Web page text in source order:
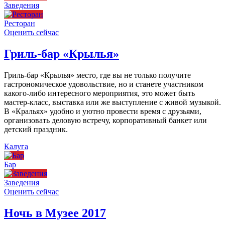
Заведения
Ресторан
Оценить сейчас
Гриль-бар «Крылья»
Гриль-бар «Крылья» место, где вы не только получите
гастрономическое удовольствие, но и станете участником
какого-либо интересного мероприятия, это может быть
мастер-класс, выставка или же выступление с живой музыкой.
В «Кральях» удобно и уютно провести время с друзьями,
организовать деловую встречу, корпоративный банкет или
детский праздник.
Калуга
Бар
Заведения
Оценить сейчас
Ночь в Музее 2017